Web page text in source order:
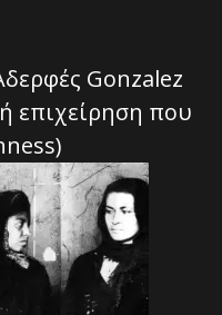
Gonzalez
επιχείρηση που